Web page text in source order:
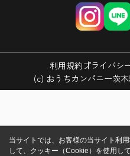
利用規約プライバシ
(c) おうちカンパニー茨
当サイトでは、お客様の当サイト利
して、クッキー（Cookie）を使用して